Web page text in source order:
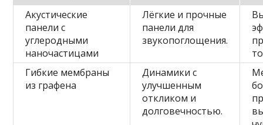
Акустические
панели с
углеродными
наночастицами
Лёгкие и прочные
панели для
звукопоглощения.
Гибкие мембраны
из графена
Динамики с
улучшенным
откликом и
долговечностью.